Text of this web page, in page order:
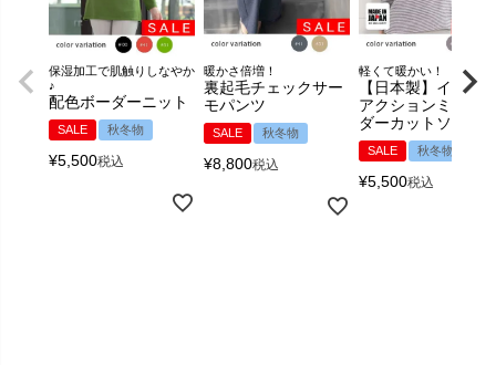
保湿加工で肌触りしなやか
♪
配色ボーダーニット
SALE 秋冬物
¥5,500税込
暖かさ倍増！
裏起毛チェックサー
モパンツ
SALE 秋冬物
¥8,800税込
軽くて暖かい！
【日本製】インタ
アクションミニボ
ダーカットソー
SALE 秋冬物
¥5,500税込